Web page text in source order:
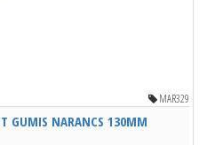
MAR329
GUMIS NARANCS 130MM